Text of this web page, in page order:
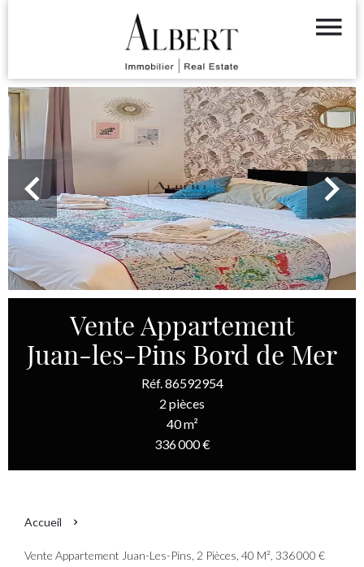
Vente Appartement
Juan-les-Pins Bord de Mer
Réf. 86592954
2 pièces
40 m²
336 000 €
Accueil
Vente Appartement Juan-Les-Pins, 2 Pièces, 40 M², 336 000 €